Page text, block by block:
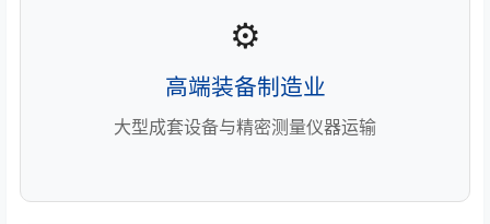
⚙️
高端装备制造业
大型成套设备与精密测量仪器运输